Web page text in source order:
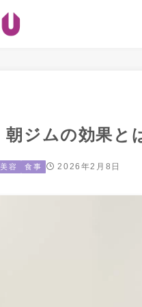
朝ジムの効果と
美容 食事 2026年2月8日